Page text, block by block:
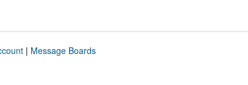
| Message Boards